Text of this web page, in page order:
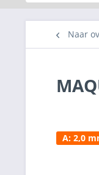
Naar
A: 2,0